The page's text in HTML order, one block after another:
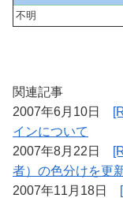
不明
関連記事
2007年6月10日
インについて
2007年8月22日
者）の色分けを更
2007年11月18日